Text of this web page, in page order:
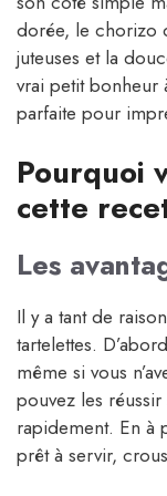
dorée, le chorizo
juteuses et la
vrai petit bonheur
parfaite pour
Pourquoi
cette
Les
Il y a tant de
tartelettes.
même si vous
pouvez les
rapidement. En à
prêt à servir,